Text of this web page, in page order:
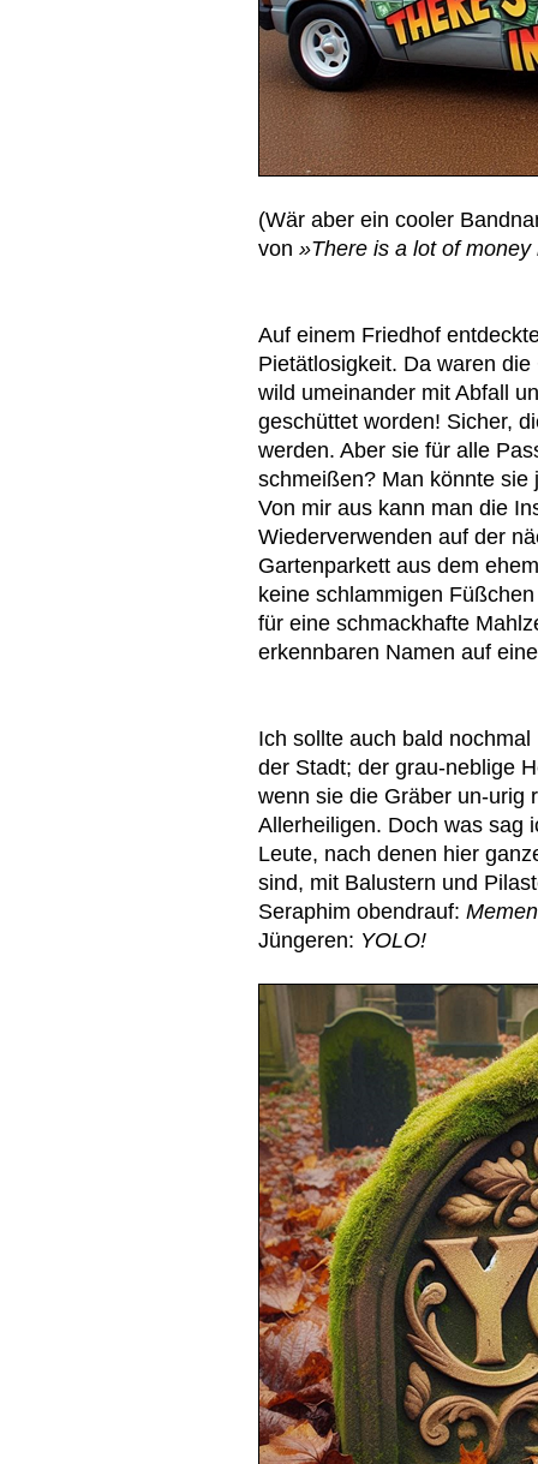
(Wär aber ein cooler
von »There is a lot of money
Auf einem Friedhof
Pietätlosigkeit. Da waren
wild umeinander mit Abfall
geschüttet worden! Sicher,
werden. Aber sie für alle
schmeißen? Man könnte
Von mir aus kann man die
Wiederverwenden auf der
Gartenparkett aus dem
keine schlammigen
für eine schmackhafte
erkennbaren Namen auf
Ich sollte auch bald
der Stadt; der grau-neblige
wenn sie die Gräber un-urig
Allerheiligen. Doch was sag
Leute, nach denen hier
sind, mit Balustern und
Seraphim obendrauf:
Jüngeren: YOLO!